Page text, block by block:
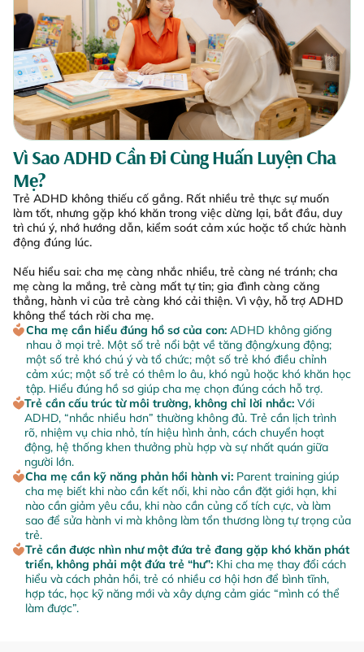
Vì Sao ADHD Cần Đi Cùng Huấn Luyện Cha
Mẹ?
Trẻ ADHD không thiếu cố gắng. Rất nhiều trẻ thực sự muốn
làm tốt, nhưng gặp khó khăn trong việc dừng lại, bắt đầu, duy
trì chú ý, nhớ hướng dẫn, kiểm soát cảm xúc hoặc tổ chức hành
động đúng lúc.
Nếu hiểu sai: cha mẹ càng nhắc nhiều, trẻ càng né tránh; cha
mẹ càng la mắng, trẻ càng mất tự tin; gia đình càng căng
thẳng, hành vi của trẻ càng khó cải thiện. Vì vậy, hỗ trợ ADHD
không thể tách rời cha mẹ.
Cha mẹ cần hiểu đúng hồ sơ của con: ADHD không giống
nhau ở mọi trẻ. Một số trẻ nổi bật về tăng động/xung động;
một số trẻ khó chú ý và tổ chức; một số trẻ khó điều chỉnh
cảm xúc; một số trẻ có thêm lo âu, khó ngủ hoặc khó khăn học
tập. Hiểu đúng hồ sơ giúp cha mẹ chọn đúng cách hỗ trợ.
Trẻ cần cấu trúc từ môi trường, không chỉ lời nhắc: Với
ADHD, “nhắc nhiều hơn” thường không đủ. Trẻ cần lịch trình
rõ, nhiệm vụ chia nhỏ, tín hiệu hình ảnh, cách chuyển hoạt
động, hệ thống khen thưởng phù hợp và sự nhất quán giữa
người lớn.
Cha mẹ cần kỹ năng phản hồi hành vi: Parent training giúp
cha mẹ biết khi nào cần kết nối, khi nào cần đặt giới hạn, khi
nào cần giảm yêu cầu, khi nào cần củng cố tích cực, và làm
sao để sửa hành vi mà không làm tổn thương lòng tự trọng của
trẻ.
Trẻ cần được nhìn như một đứa trẻ đang gặp khó khăn phát
triển, không phải một đứa trẻ “hư”: Khi cha mẹ thay đổi cách
hiểu và cách phản hồi, trẻ có nhiều cơ hội hơn để bình tĩnh,
hợp tác, học kỹ năng mới và xây dựng cảm giác “mình có thể
làm được”.